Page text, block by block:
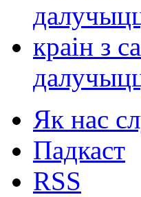
Як нас
Падкаст
RSS